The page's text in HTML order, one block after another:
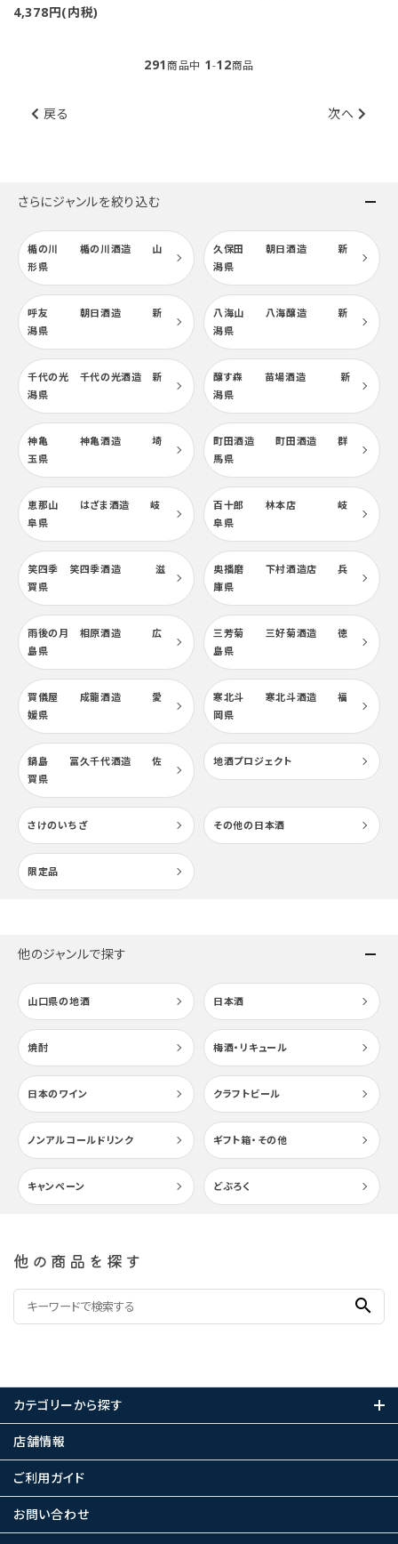
4,378円(内税)
291商品中 1-12商品
戻る 次へ
さらにジャンルを絞り込む
楯の川 楯の川酒造 山
形県
久保田 朝日酒造 新
潟県
呼友 朝日酒造 新
潟県
八海山 八海醸造 新
潟県
千代の光 千代の光酒造 新
潟県
醸す森 苗場酒造 新
潟県
神亀 神亀酒造 埼
玉県
町田酒造 町田酒造 群
馬県
恵那山 はざま酒造 岐
阜県
百十郎 林本店 岐
阜県
笑四季 笑四季酒造 滋
賀県
奥播磨 下村酒造店 兵
庫県
雨後の月 相原酒造 広
島県
三芳菊 三好菊酒造 徳
島県
賀儀屋 成龍酒造 愛
媛県
寒北斗 寒北斗酒造 福
岡県
鍋島 冨久千代酒造 佐
賀県
地酒プロジェクト
さけのいちざ その他の日本酒
限定品
他のジャンルで探す
山口県の地酒 日本酒
焼酎 梅酒・リキュール
日本のワイン クラフトビール
ノンアルコールドリンク ギフト箱・その他
キャンペーン どぶろく
他の商品を探す
search
カテゴリーから探す
店舗情報
ご利用ガイド
お問い合わせ